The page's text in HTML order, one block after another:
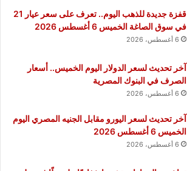
قفزة جديدة للذهب اليوم.. تعرف على سعر عيار 21
في سوق الصاغة الخميس 6 أغسطس 2026
6 أغسطس، 2026
آخر تحديث لسعر الدولار اليوم الخميس.. أسعار
الصرف في البنوك المصرية
6 أغسطس، 2026
آخر تحديث لسعر اليورو مقابل الجنيه المصري اليوم
الخميس 6 أغسطس 2026
6 أغسطس، 2026